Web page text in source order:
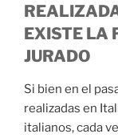
EXISTE LA
JURADO
Si bien en el
realizadas en
italianos, cada